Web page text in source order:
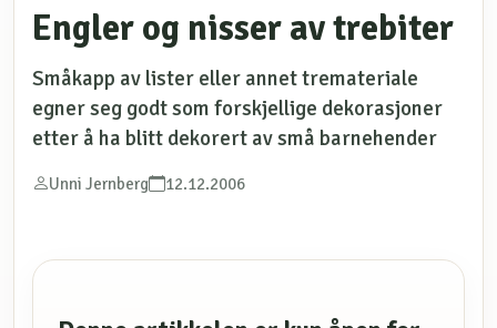
Engler og nisser av trebiter
Småkapp av lister eller annet tremateriale
egner seg godt som forskjellige dekorasjoner
etter å ha blitt dekorert av små barnehender
Unni Jernberg 12.12.2006